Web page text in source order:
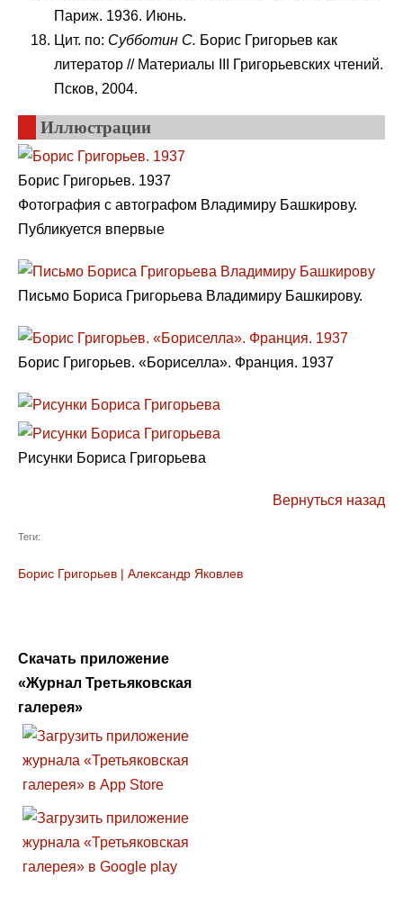
Париж. 1936. Июнь.
Цит. по: Субботин C. Борис Григорьев как
литератор // Материалы III Григорьевских чтений.
Псков, 2004.
Иллюстрации
Борис Григорьев. 1937
Фотография с автографом Владимиру Башкирову.
Публикуется впервые
Письмо Бориса Григорьева Владимиру Башкирову.
Борис Григорьев. «Бориселла». Франция. 1937
Рисунки Бориса Григорьева
Вернуться назад
Теги:
Борис Григорьев | Александр Яковлев
Скачать приложение
«Журнал Третьяковская
галерея»